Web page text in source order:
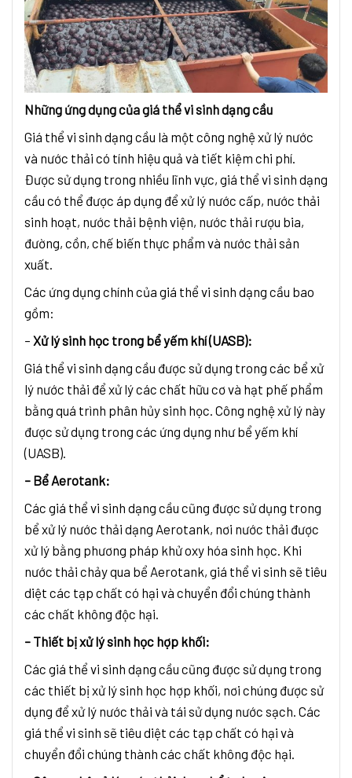
Những ứng dụng của giá thể vi sinh dạng cầu
Giá thể vi sinh dạng cầu là một công nghệ xử lý nước
và nước thải có tính hiệu quả và tiết kiệm chi phí.
Được sử dụng trong nhiều lĩnh vực, giá thể vi sinh dạng
cầu có thể được áp dụng để xử lý nước cấp, nước thải
sinh hoạt, nước thải bệnh viện, nước thải rượu bia,
đường, cồn, chế biến thực phẩm và nước thải sản
xuất.
Các ứng dụng chính của giá thể vi sinh dạng cầu bao
gồm:
– Xử lý sinh học trong bể yếm khí (UASB):
Giá thể vi sinh dạng cầu được sử dụng trong các bể xử
lý nước thải để xử lý các chất hữu cơ và hạt phế phẩm
bằng quá trình phân hủy sinh học. Công nghệ xử lý này
được sử dụng trong các ứng dụng như bể yếm khí
(UASB).
– Bể Aerotank:
Các giá thể vi sinh dạng cầu cũng được sử dụng trong
bể xử lý nước thải dạng Aerotank, nơi nước thải được
xử lý bằng phương pháp khử oxy hóa sinh học. Khi
nước thải chảy qua bể Aerotank, giá thể vi sinh sẽ tiêu
diệt các tạp chất có hại và chuyển đổi chúng thành
các chất không độc hại.
– Thiết bị xử lý sinh học hợp khối:
Các giá thể vi sinh dạng cầu cũng được sử dụng trong
các thiết bị xử lý sinh học hợp khối, nơi chúng được sử
dụng để xử lý nước thải và tái sử dụng nước sạch. Các
giá thể vi sinh sẽ tiêu diệt các tạp chất có hại và
chuyển đổi chúng thành các chất không độc hại.